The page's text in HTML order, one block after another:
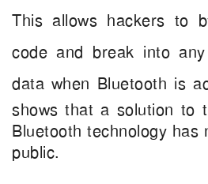
This allows hackers to
code and break into
data when Bluetooth is
shows that a solution to
Bluetooth technology has
public.